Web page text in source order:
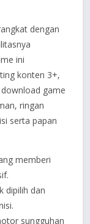
dengan
ini
konten 3+,
game
ringan
serta papan
memberi
dipilih dan
sungguhan